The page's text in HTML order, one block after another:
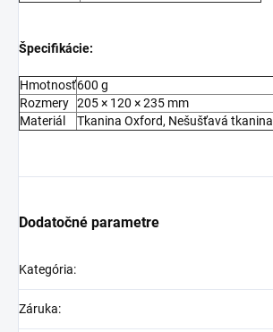
Špecifikácie:
Hmotnosť600 g
Rozmery 205 × 120 × 235 mm
Materiál
Tkanina Oxford, Nešušťavá tkanina
Dodatočné parametre
Kategória:
Záruka: